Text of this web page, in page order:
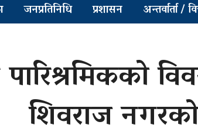
जनप्रतिनिधि प्रशासन अन्तर्वार्ता /